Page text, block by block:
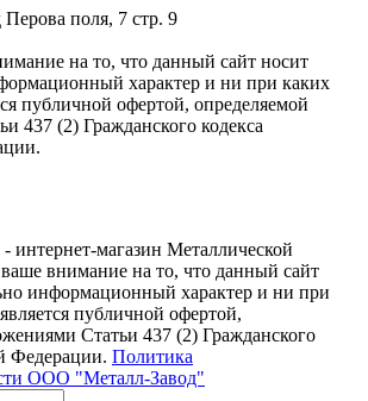
Перова поля, 7 стр. 9
на то, что данный сайт носит
характер и ни при каких
публичной офертой, определяемой
437 (2) Гражданского кодекса
интернет-магазин Металлической
внимание на то, что данный сайт
информационный характер и ни при
публичной офертой,
Статьи 437 (2) Гражданского
Федерации. Политика
ООО "Металл-Завод"